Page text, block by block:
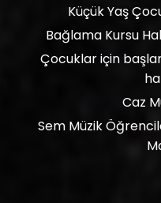
Küçük Yaş
Bağlama Kursu
Çocuklar için
Caz
Sem Müzik